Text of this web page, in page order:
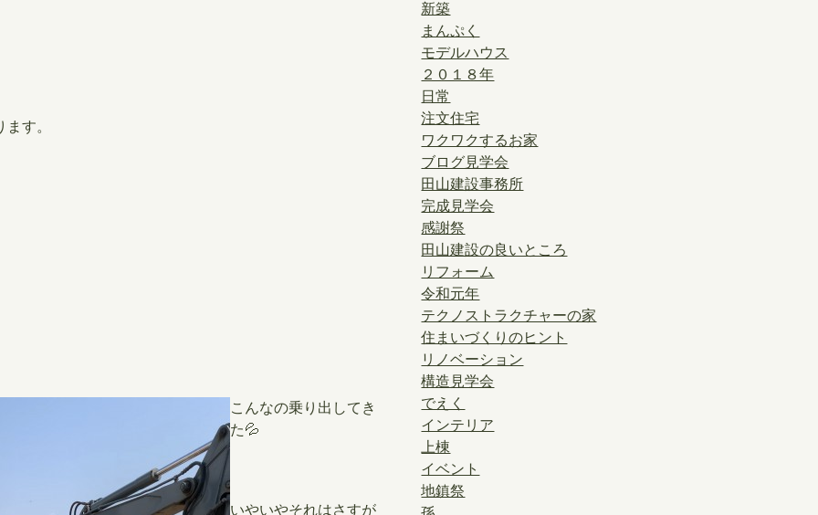
す。
こんなの乗り出してき
た💦
いやいやそれはさすが
新築
まんぷく
モデルハウス
２０１８年
日常
注文住宅
ワクワクするお家
ブログ見学会
田山建設事務所
完成見学会
感謝祭
田山建設の良いところ
リフォーム
令和元年
テクノストラクチャーの家
住まいづくりのヒント
リノベーション
構造見学会
でえく
インテリア
上棟
イベント
地鎮祭